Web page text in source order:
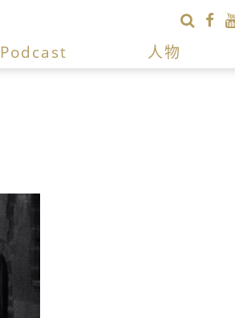
Podcast 人物